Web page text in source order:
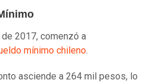
2017, comenzó a
mínimo chileno.
asciende a 264 mil pesos, lo